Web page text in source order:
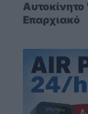
Επαρχιακό